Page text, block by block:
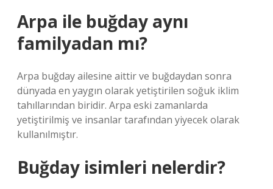
Arpa ile buğday aynı
familyadan mı?
Arpa buğday ailesine aittir ve buğdaydan sonra
dünyada en yaygın olarak yetiştirilen soğuk iklim
tahıllarından biridir. Arpa eski zamanlarda
yetiştirilmiş ve insanlar tarafından yiyecek olarak
kullanılmıştır.
Buğday isimleri nelerdir?